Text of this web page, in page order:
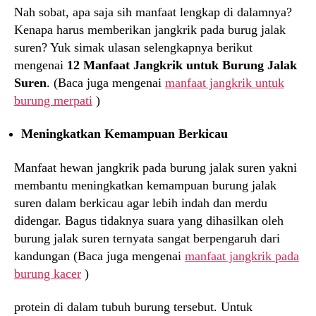
Nah sobat, apa saja sih manfaat lengkap di dalamnya?
Kenapa harus memberikan jangkrik pada burug jalak
suren? Yuk simak ulasan selengkapnya berikut
mengenai 12 Manfaat Jangkrik untuk Burung Jalak
Suren. (Baca juga mengenai manfaat jangkrik untuk
burung merpati )
Meningkatkan Kemampuan Berkicau
Manfaat hewan jangkrik pada burung jalak suren yakni
membantu meningkatkan kemampuan burung jalak
suren dalam berkicau agar lebih indah dan merdu
didengar. Bagus tidaknya suara yang dihasilkan oleh
burung jalak suren ternyata sangat berpengaruh dari
kandungan (Baca juga mengenai manfaat jangkrik pada
burung kacer )
protein di dalam tubuh burung tersebut. Untuk